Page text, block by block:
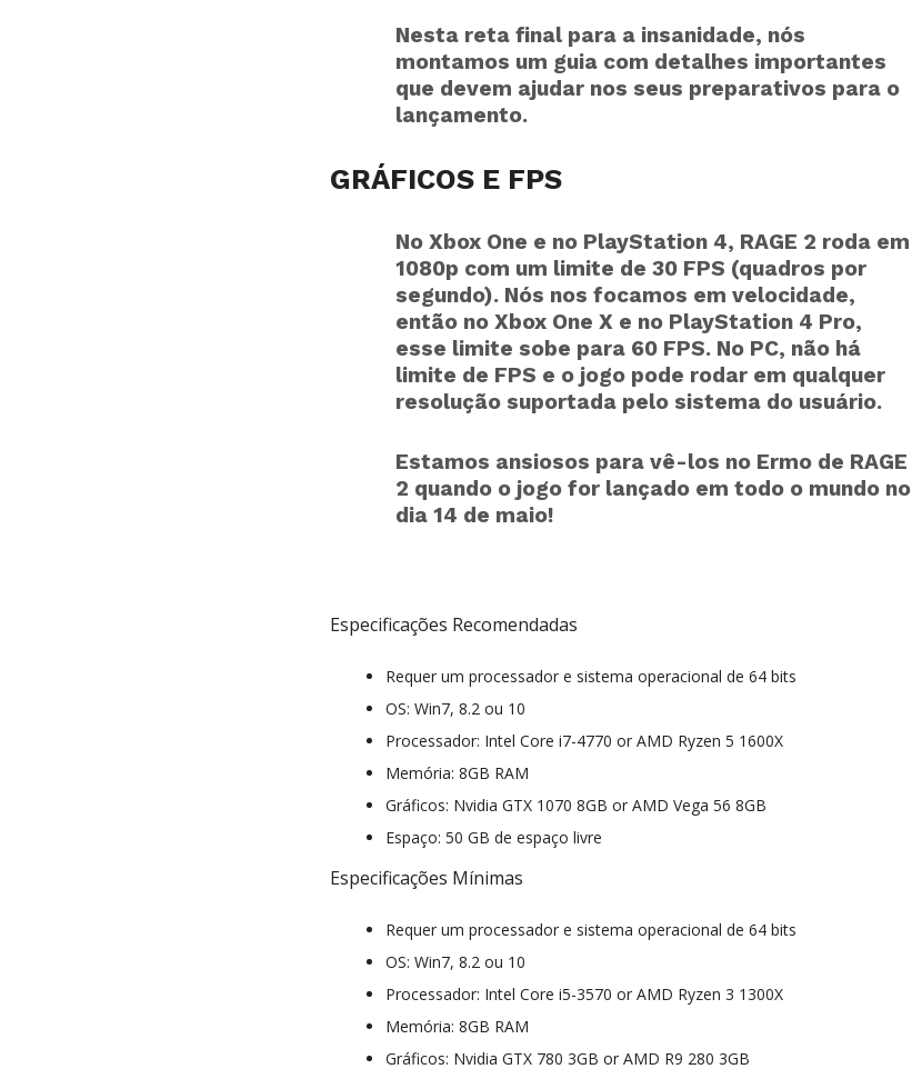
Nesta reta final para a insanidade, nós
montamos um guia com detalhes importantes
que devem ajudar nos seus preparativos para o
lançamento.
GRÁFICOS E FPS
No Xbox One e no PlayStation 4, RAGE 2 roda em
1080p com um limite de 30 FPS (quadros por
segundo). Nós nos focamos em velocidade,
então no Xbox One X e no PlayStation 4 Pro,
esse limite sobe para 60 FPS. No PC, não há
limite de FPS e o jogo pode rodar em qualquer
resolução suportada pelo sistema do usuário.
Estamos ansiosos para vê-los no Ermo de RAGE
2 quando o jogo for lançado em todo o mundo no
dia 14 de maio!
Especificações Recomendadas
Requer um processador e sistema operacional de 64 bits
OS: Win7, 8.2 ou 10
Processador: Intel Core i7-4770 or AMD Ryzen 5 1600X
Memória: 8GB RAM
Gráficos: Nvidia GTX 1070 8GB or AMD Vega 56 8GB
Espaço: 50 GB de espaço livre
Especificações Mínimas
Requer um processador e sistema operacional de 64 bits
OS: Win7, 8.2 ou 10
Processador: Intel Core i5-3570 or AMD Ryzen 3 1300X
Memória: 8GB RAM
Gráficos: Nvidia GTX 780 3GB or AMD R9 280 3GB